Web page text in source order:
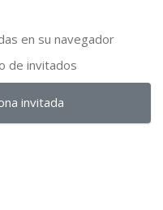
en su navegador
de invitados
invitada